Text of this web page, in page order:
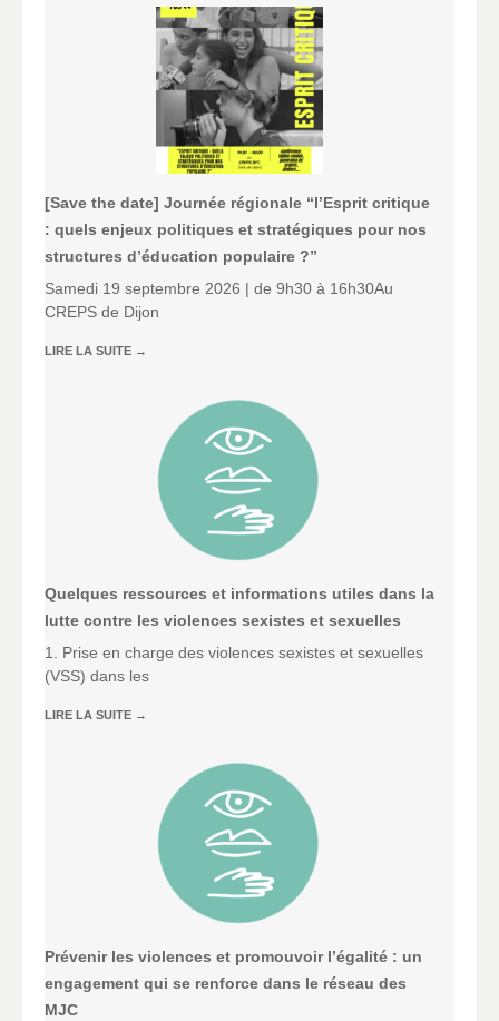
[Save the date] Journée régionale “l’Esprit critique
: quels enjeux politiques et stratégiques pour nos
structures d’éducation populaire ?”
Samedi 19 septembre 2026 | de 9h30 à 16h30Au
CREPS de Dijon
LIRE LA SUITE →
Quelques ressources et informations utiles dans la
lutte contre les violences sexistes et sexuelles
1. Prise en charge des violences sexistes et sexuelles
(VSS) dans les
LIRE LA SUITE →
Prévenir les violences et promouvoir l’égalité : un
engagement qui se renforce dans le réseau des
MJC